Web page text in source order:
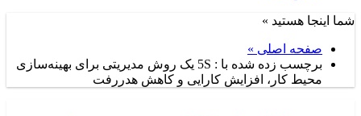
شما اینجا هستید »
صفحه اصلی »
برچسب زده شده با : 5S یک روش مدیریتی برای بهینه‌سازی
محیط کار، افزایش کارایی و کاهش هدررفت